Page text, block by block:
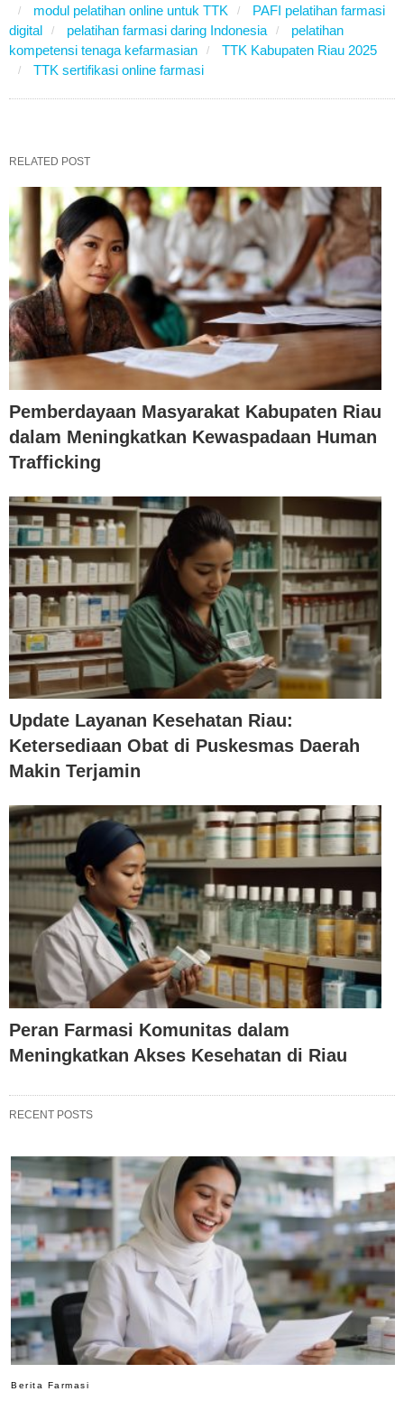
modul pelatihan online untuk TTK
PAFI pelatihan farmasi
digital
pelatihan farmasi daring Indonesia
pelatihan
kompetensi tenaga kefarmasian
TTK Kabupaten Riau 2025
TTK sertifikasi online farmasi
RELATED POST
Pemberdayaan Masyarakat Kabupaten Riau
dalam Meningkatkan Kewaspadaan Human
Trafficking
Update Layanan Kesehatan Riau:
Ketersediaan Obat di Puskesmas Daerah
Makin Terjamin
Peran Farmasi Komunitas dalam
Meningkatkan Akses Kesehatan di Riau
RECENT POSTS
Berita Farmasi